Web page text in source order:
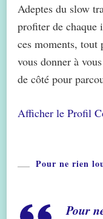
Adeptes du slow
profiter de chaque
ces moments, tout
vous donner à
de côté pour
Afficher le Profil
Pour ne rien
Pour